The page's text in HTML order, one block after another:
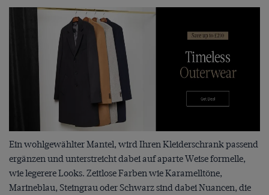
Ein wohlgewählter Mantel, wird Ihren Kleiderschrank passend
ergänzen und unterstreicht dabei auf aparte Weise formelle,
wie legerere Looks. Zeitlose Farben wie Karamelltöne,
Marineblau, Steingrau oder Schwarz sind dabei Nuancen, die